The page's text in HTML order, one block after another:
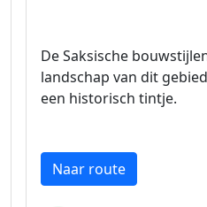
De Saksische
landschap van dit
een historisch tintje.
Naar route